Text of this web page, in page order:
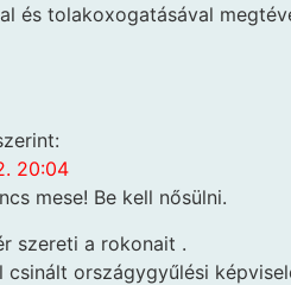
és tolakoxogatásával
20:04
mese! Be kell nősülni.
szereti a rokonait .
csinált országygyűlési